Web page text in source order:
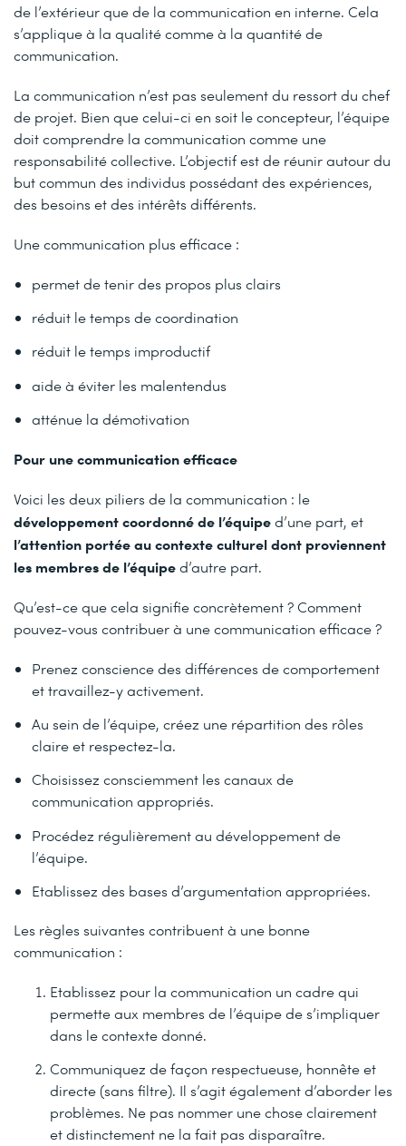
de l’extérieur que de la communication en interne. Cela
s’applique à la qualité comme à la quantité de
communication.
La communication n’est pas seulement du ressort du chef
de projet. Bien que celui-ci en soit le concepteur, l’équipe
doit comprendre la communication comme une
responsabilité collective. L’objectif est de réunir autour du
but commun des individus possédant des expériences,
des besoins et des intérêts différents.
Une communication plus efficace :
permet de tenir des propos plus clairs
réduit le temps de coordination
réduit le temps improductif
aide à éviter les malentendus
atténue la démotivation
Pour une communication efficace
Voici les deux piliers de la communication : le
développement coordonné de l’équiped’une part, et
l’attention portée au contexte culturel dont proviennent
les membres de l’équiped’autre part.
Qu’est-ce que cela signifie concrètement ? Comment
pouvez-vous contribuer à une communication efficace ?
Prenez conscience des différences de comportement
et travaillez-y activement.
Au sein de l’équipe, créez une répartition des rôles
claire et respectez-la.
Choisissez consciemment les canaux de
communication appropriés.
Procédez régulièrement au développement de
l’équipe.
Etablissez des bases d’argumentation appropriées.
Les règles suivantes contribuent à une bonne
communication :
Etablissez pour la communication un cadre qui
permette aux membres de l’équipe de s’impliquer
dans le contexte donné.
Communiquez de façon respectueuse, honnête et
directe (sans filtre). Il s’agit également d’aborder les
problèmes. Ne pas nommer une chose clairement
et distinctement ne la fait pas disparaître.